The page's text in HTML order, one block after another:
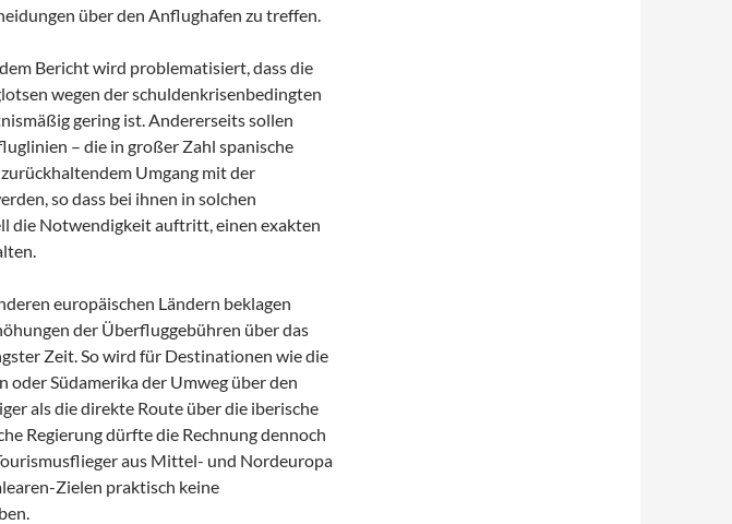
über den Anflughafen zu treffen.
Bericht wird problematisiert, dass die
wegen der schuldenkrisenbedingten
gering ist. Andererseits sollen
– die in großer Zahl spanische
Umgang mit der
so dass bei ihnen in solchen
die Notwendigkeit auftritt, einen exakten
europäischen Ländern beklagen
der Überfluggebühren über das
Zeit. So wird für Destinationen wie die
oder Südamerika der Umweg über den
als die direkte Route über die iberische
Regierung dürfte die Rechnung dennoch
aus Mittel- und Nordeuropa
Zielen praktisch keine